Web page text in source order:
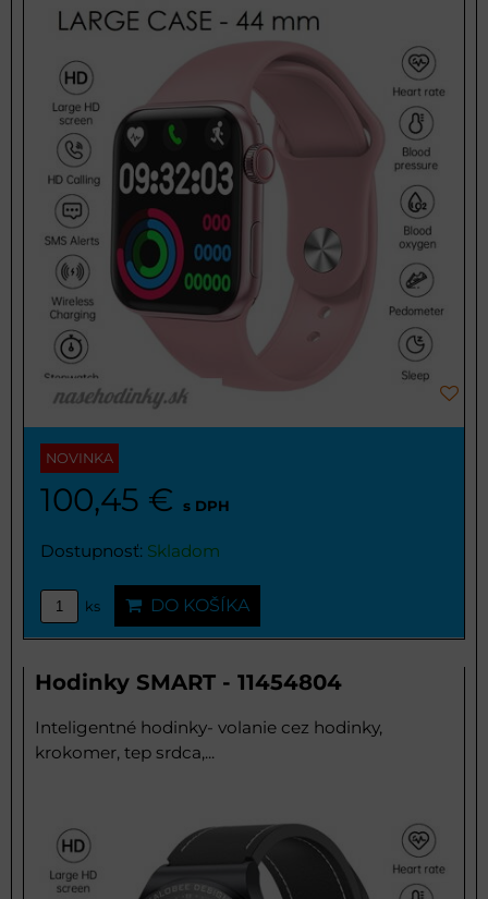
NOVINKA
100,45 € s DPH
Dostupnosť: Skladom
ks DO KOŠÍKA
Hodinky SMART - 11454804
Inteligentné hodinky- volanie cez hodinky,
krokomer, tep srdca,...